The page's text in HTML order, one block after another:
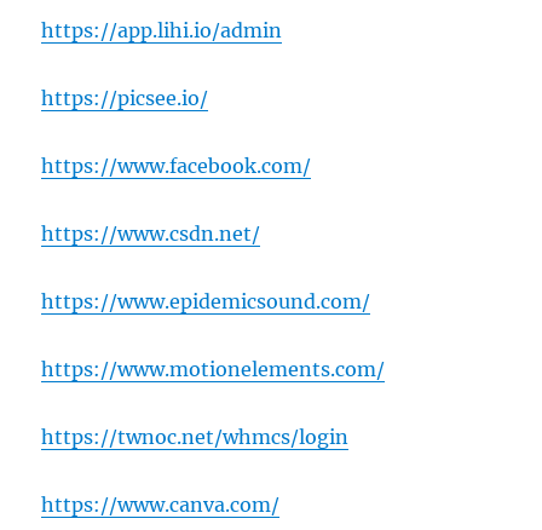
https://app.lihi.io/admin
https://picsee.io/
https://www.facebook.com/
https://www.csdn.net/
https://www.epidemicsound.com/
https://www.motionelements.com/
https://twnoc.net/whmcs/login
https://www.canva.com/